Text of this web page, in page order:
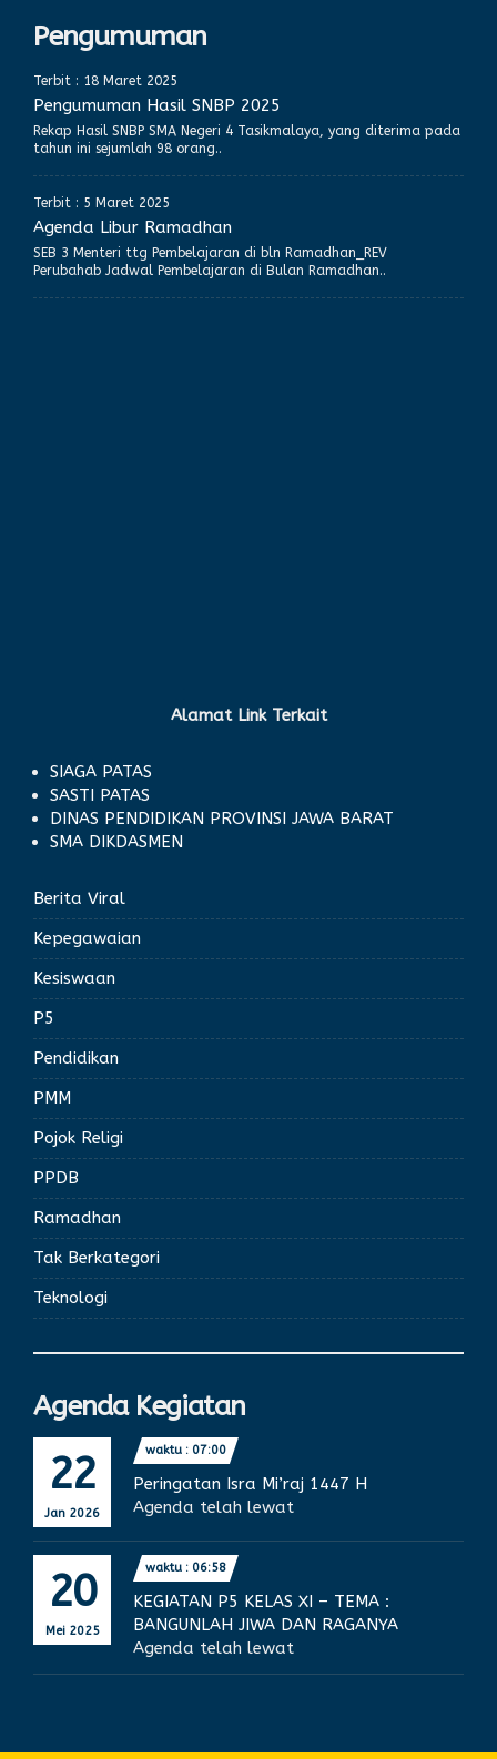
Pengumuman
Terbit : 18 Maret 2025
Pengumuman Hasil SNBP 2025
Rekap Hasil SNBP SMA Negeri 4 Tasikmalaya, yang diterima pada
tahun ini sejumlah 98 orang..
Terbit : 5 Maret 2025
Agenda Libur Ramadhan
SEB 3 Menteri ttg Pembelajaran di bln Ramadhan_REV
Perubahab Jadwal Pembelajaran di Bulan Ramadhan..
Alamat Link Terkait
SIAGA PATAS
SASTI PATAS
DINAS PENDIDIKAN PROVINSI JAWA BARAT
SMA DIKDASMEN
Berita Viral
Kepegawaian
Kesiswaan
P5
Pendidikan
PMM
Pojok Religi
PPDB
Ramadhan
Tak Berkategori
Teknologi
Agenda Kegiatan
22
Jan 2026
waktu : 07:00
Peringatan Isra Mi’raj 1447 H
Agenda telah lewat
20
Mei 2025
waktu : 06:58
KEGIATAN P5 KELAS XI – TEMA :
BANGUNLAH JIWA DAN RAGANYA
Agenda telah lewat